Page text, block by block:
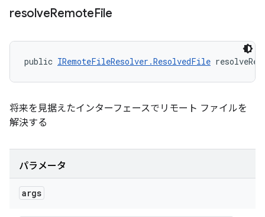
resolveRemoteFile
public IRemoteFileResolver.ResolvedFile
将来を見据えたインターフェースでリモート ファイルを
解決する
パラメータ
args